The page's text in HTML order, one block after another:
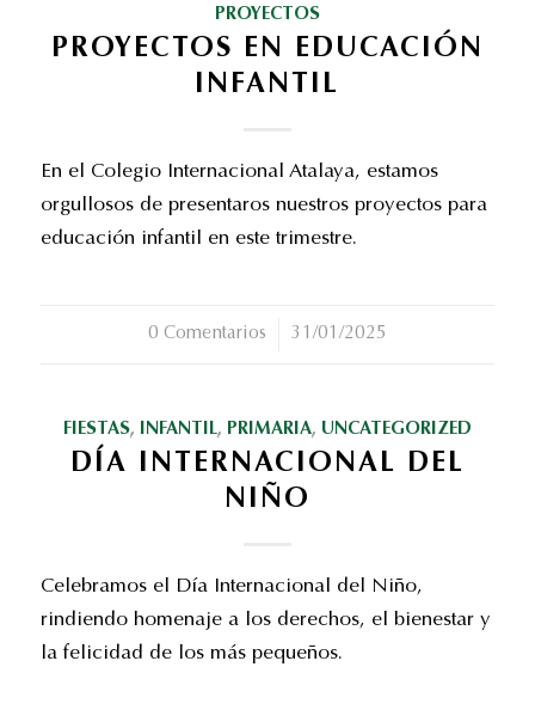
PROYECTOS
PROYECTOS EN EDUCACIÓN
INFANTIL
En el Colegio Internacional Atalaya, estamos
orgullosos de presentaros nuestros proyectos para
educación infantil en este trimestre.
0 Comentarios
/ 31/01/2025
FIESTAS, INFANTIL, PRIMARIA, UNCATEGORIZED
DÍA INTERNACIONAL DEL
NIÑO
Celebramos el Día Internacional del Niño,
rindiendo homenaje a los derechos, el bienestar y
la felicidad de los más pequeños.